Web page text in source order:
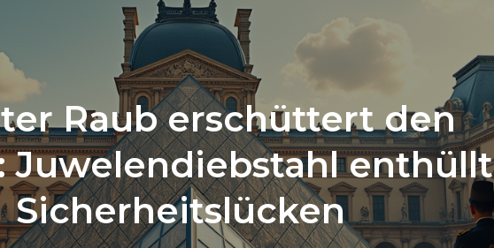
Raub erschüttert den
Juwelendiebstahl enthüllt
Sicherheitslücken